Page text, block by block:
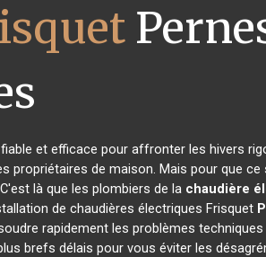
et efficace pour affronter les hivers
propriétaires de maison. Mais pour que
là que les plombiers de la chaudière
de chaudières électriques Frisquet
rapidement les problèmes
brefs délais pour vous éviter les